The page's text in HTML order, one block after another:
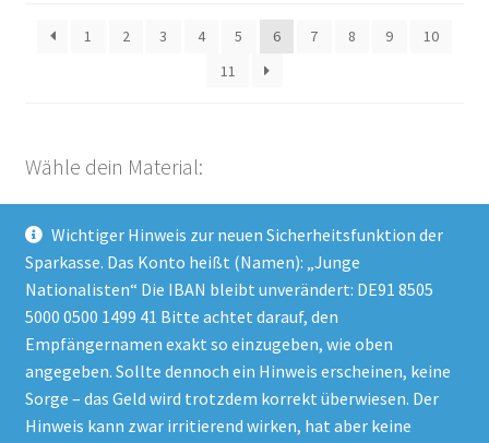
Wichtiger Hinweis zur neuen Sicherheitsfunktion der
Sparkasse. Das Konto heißt (Namen): „Junge
Nationalisten“ Die IBAN bleibt unverändert: DE91 8505
5000 0500 1499 41 Bitte achtet darauf, den
Empfängernamen exakt so einzugeben, wie oben
angegeben. Sollte dennoch ein Hinweis erscheinen, keine
Sorge – das Geld wird trotzdem korrekt überwiesen. Der
Hinweis kann zwar irritierend wirken, hat aber keine
1 2 3 4 5 6 7 8 9
10
11
Wähle dein Material:
Kategorie auswählen
Impressum
Datenschutzerklärung
AGB